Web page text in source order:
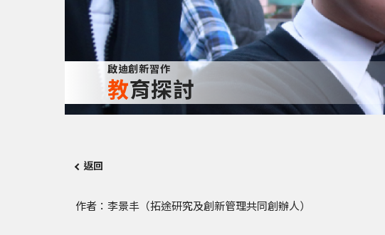
啟迪創新習作
教育探討
返回
作者：李景丰（拓途研究及創新管理共同創辦人）